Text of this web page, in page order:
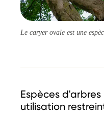
Le caryer ovale est une
Espèces
utilisation